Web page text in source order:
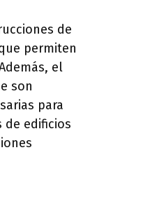
de
permiten
el
son
para
de edificios